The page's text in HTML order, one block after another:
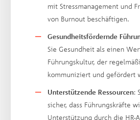
mit Stressmanagement und
von Burnout beschäftigen.
Gesundheitsfördernde
Sie Gesundheit als einen
Führungskultur, der
kommuniziert und gefördert
Unterstützende Ressourcen:
sicher, dass Führungskräfte
Unterstützung durch die HR-